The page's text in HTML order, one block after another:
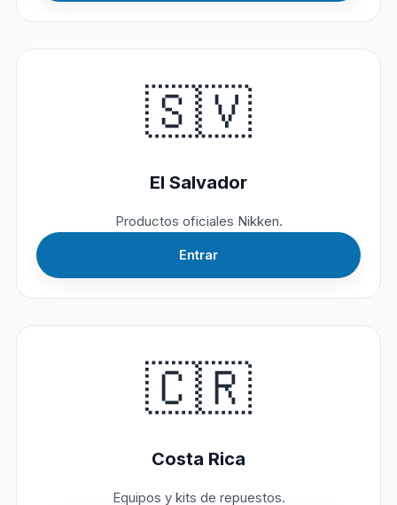
🇸🇻
El Salvador
Productos oficiales Nikken.
Entrar
🇨🇷
Costa Rica
Equipos y kits de repuestos.